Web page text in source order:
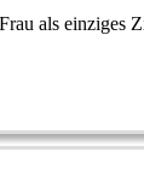
als einziges